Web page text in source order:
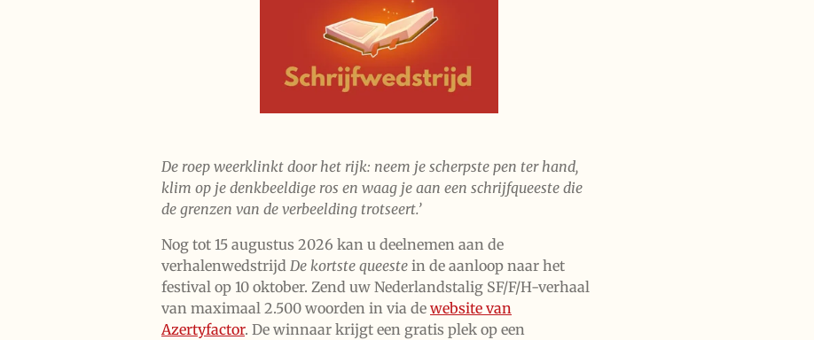
De roep weerklinkt door het rijk: neem je scherpste pen ter hand,
klim op je denkbeeldige ros en waag je aan een schrijfqueeste die
de grenzen van de verbeelding trotseert.’
Nog tot 15 augustus 2026 kan u deelnemen aan de
verhalenwedstrijd De kortste queeste in de aanloop naar het
festival op 10 oktober. Zend uw Nederlandstalig SF/F/H-verhaal
van maximaal 2.500 woorden in via de website van
Azertyfactor. De winnaar krijgt een gratis plek op een